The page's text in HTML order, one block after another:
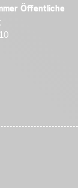
Öffentliche